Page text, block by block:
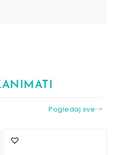
Pogledaj sve